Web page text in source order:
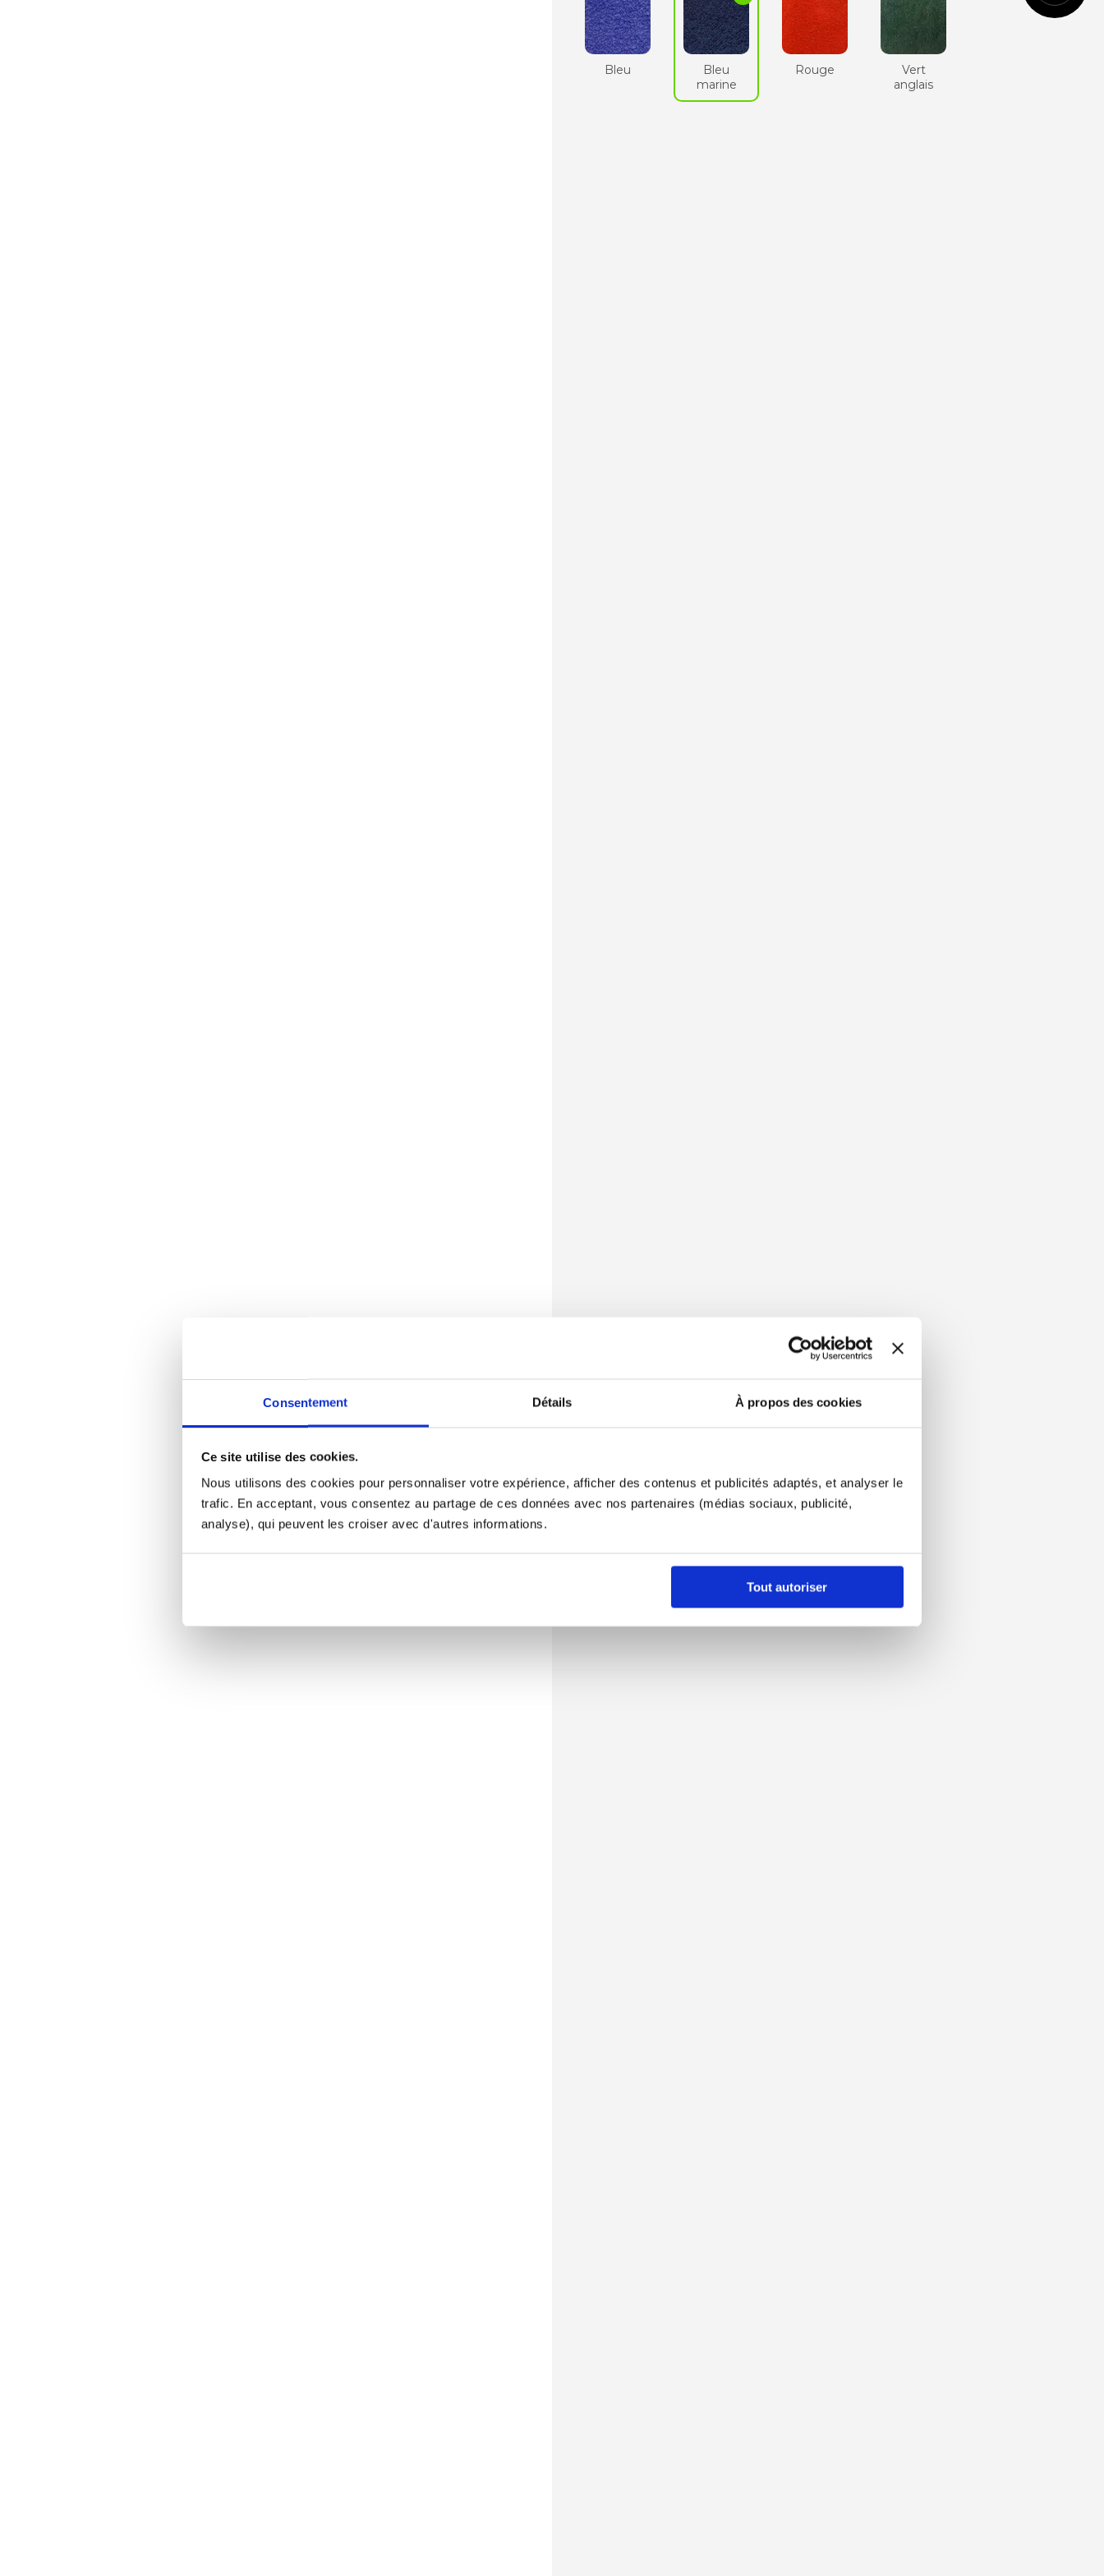
Consentement Détails À propos des cookies
Ce site utilise des cookies.
Nous utilisons des cookies pour personnaliser votre expérience, afficher des contenus et publicités adaptés, et analyser le
trafic. En acceptant, vous consentez au partage de ces données avec nos partenaires (médias sociaux, publicité,
analyse), qui peuvent les croiser avec d'autres informations.
Tout autoriser
Bleu
Bleu
marine
Rouge
Vert
anglais